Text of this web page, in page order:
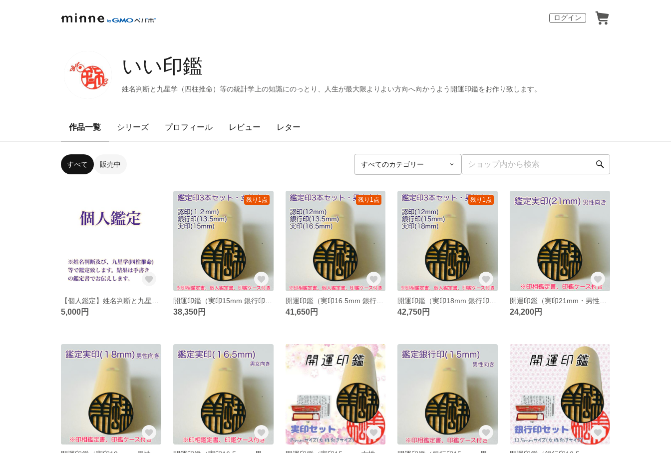
ログイン
いい印鑑
姓名判断と九星学（四柱推命）等の統計学上の知識にのっとり、人生が最大限よりよい方向へ向かうよう開運印鑑をお作り致します。
作品一覧 シリーズ プロフィール レビュー レター
すべて 販売中
5,000円
残り1点
38,350円
残り1点
開運印鑑（実印16.5mm 銀行印13.5mm 認印12mm・男女向き）３本セット 〈印相鑑定書・印鑑ケース・個人鑑定書付〉 ※姓名判断と九星学（四柱推命）での鑑定を踏まえたいい印鑑をお作りします。
41,650円
残り1点
42,750円 24,200円